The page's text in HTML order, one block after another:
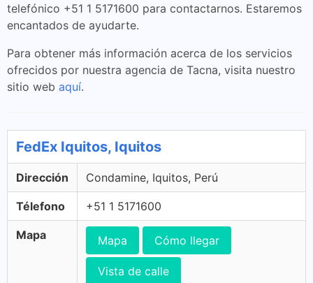
telefónico +51 1 5171600 para contactarnos. Estaremos
encantados de ayudarte.
Para obtener más información acerca de los servicios
ofrecidos por nuestra agencia de Tacna, visita nuestro
sitio web aquí.
FedEx Iquitos, Iquitos
Dirección Condamine, Iquitos, Perú
Télefono +51 1 5171600
Mapa Mapa Cómo llegar
Vista de calle